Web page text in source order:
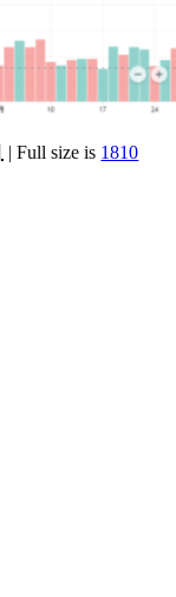
| Full size is 1810